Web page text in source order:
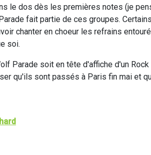
le dos dès les premières notes (je
fait partie de ces groupes.
chanter en choeur les refrains
soi.
Parade soit en tête d'affiche d'un
qu'ils sont passés à Paris fin mai et